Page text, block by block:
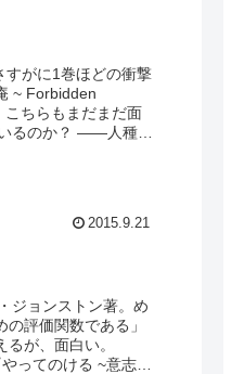
がに1巻ほどの衝撃
~ Forbidden
ちらもまだまだ面
るのか？ ――人種、
2015.9.21
ョンストン著。め
評価関数である」
が、面白い。
ってのける ~意志力